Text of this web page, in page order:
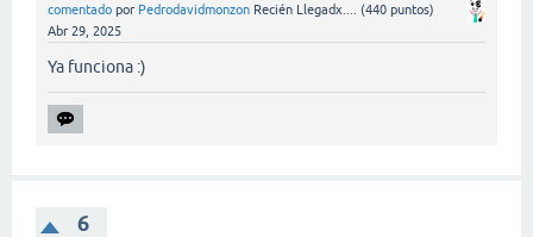
comentado por Pedrodavidmonzon Recién Llegadx.... (440 puntos)
Abr 29, 2025
Ya funciona :)
6